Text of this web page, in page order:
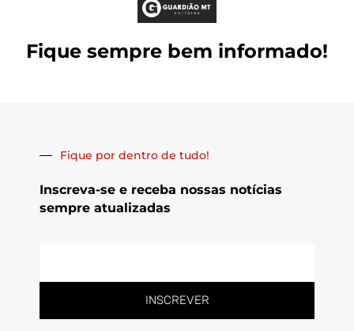
Fique sempre bem informado!
Fique por dentro de tudo!
Inscreva-se e receba nossas notícias
sempre atualizadas
INSCREVER